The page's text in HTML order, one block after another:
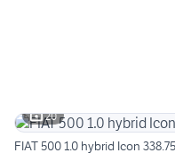
20
FIAT 500 1.0 hybrid Icon